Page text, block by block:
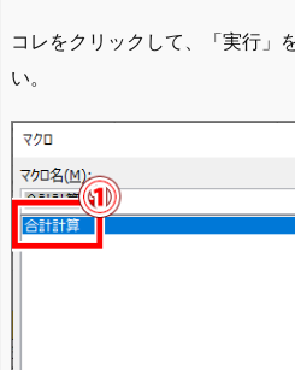
コレをクリックして、「実行」
い。